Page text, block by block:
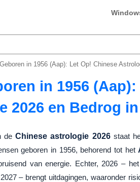
in 1956 (Aap): Let Op! Chinese
in 1956
2026 en Bedrog
de Chinese astrologie 2026staat
geboren in 1956, behorend tot het
van energie. Echter, 2026 –
– brengt uitdagingen, waaronder